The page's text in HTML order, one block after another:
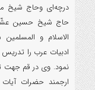
درچه‌ای وحاج شیخ
حاج شیخ حسین
الاسلام و
ادبیات عرب را
نمود. وی در قم جهت
ارجمند حضرات